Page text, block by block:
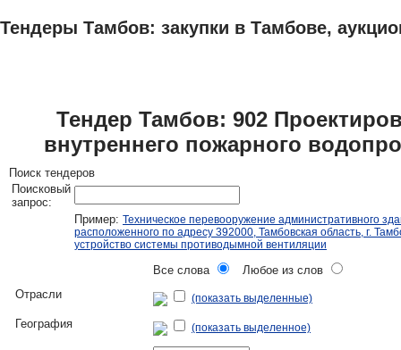
Тендеры Тамбов: закупки в Тамбове,
Тендер Тамбов: 902
внутреннего пожарного
Поиск тендеров
Поисковый
запрос:
Пример: Техническое перевооружение административного
расположенного по адресу 392000, Тамбовская область, г.
устройство системы противодымной вентиляции
Все слова
Любое из слов
Отрасли
(показать выделенные)
География (показать выделенное)